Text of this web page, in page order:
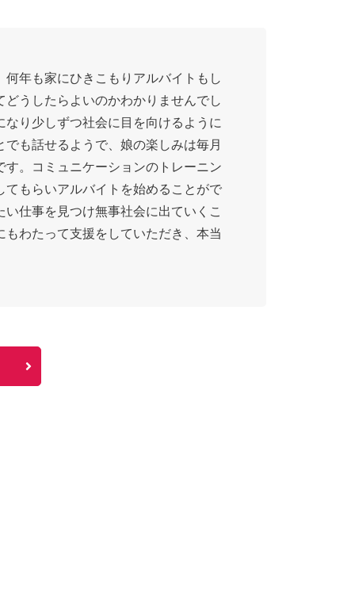
年も家にひきこもりアルバイトもし
うしたらよいのかわかりませんでし
り少しずつ社会に目を向けるように
も話せるようで、娘の楽しみは毎月
。コミュニケーションのトレーニン
もらいアルバイトを始めることがで
仕事を見つけ無事社会に出ていくこ
わたって支援をしていただき、本当